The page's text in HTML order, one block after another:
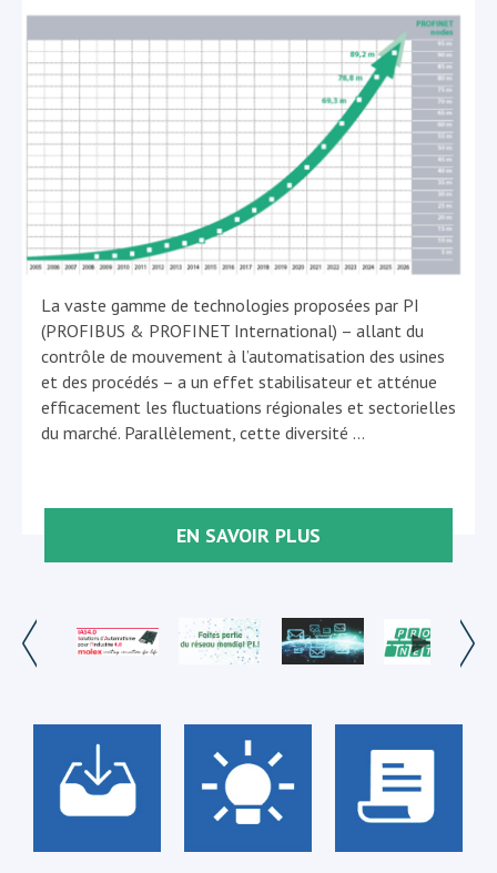
La vaste gamme de technologies proposées par PI
(PROFIBUS & PROFINET International) – allant du
contrôle de mouvement à l’automatisation des usines
et des procédés – a un effet stabilisateur et atténue
efficacement les fluctuations régionales et sectorielles
du marché. Parallèlement, cette diversité …
EN SAVOIR PLUS